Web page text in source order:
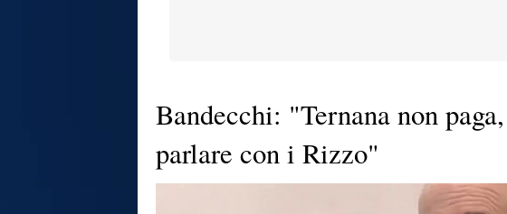
Bandecchi: "Ternana non
parlare con i Rizzo"